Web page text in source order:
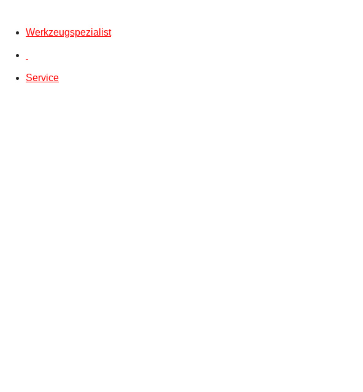
Werkzeugspezialist
Service